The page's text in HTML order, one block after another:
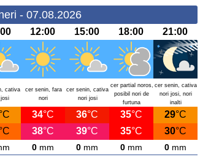
- 07.08.2026
12:00 15:00 18:00 21:00
cativa
cer senin, fara
nori
cer senin, cativa
nori josi
cer partial noros,
posibil nori de
furtuna
cer senin, cativa
nori josi, nori
inalti
34°C 36°C 35°C 29°C
38°C 39°C 35°C 30°C
0mm 0mm 0mm 0mm